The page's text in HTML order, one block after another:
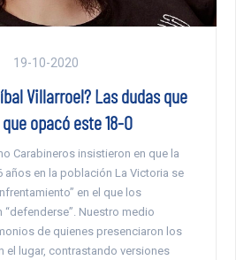
19-10-2020
Villarroel? Las dudas que
opacó este 18-O
Carabineros insistieron en que la
años en la población La Victoria se
en el que los
Nuestro medio
de quienes presenciaron los
el lugar, contrastando versiones